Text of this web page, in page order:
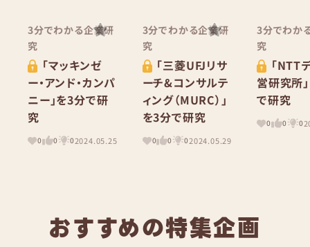
3分でわかる企業研
究
「マッキンゼ
ー・アンド・カンパ
ニー」を3分で研
究
0 0 02024.05.25
3分でわかる企業研
究
「三菱UFJリサ
ーチ&コンサルテ
ィング（MURC）」
を3分で研究
0 0 02024.05.29
3分でわか
究
「NTT
営研究所
で研究
0 0 0
おすすめの特集企画